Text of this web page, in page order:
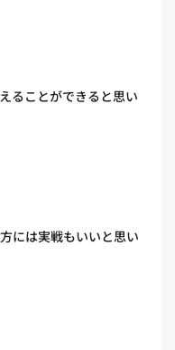
ることができると思い
には実戦もいいと思い